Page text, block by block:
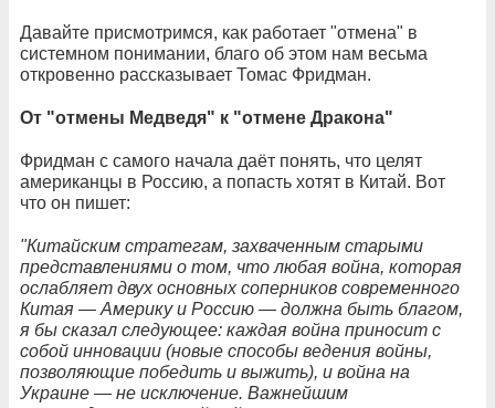
Давайте присмотримся, как работает "отмена" в
системном понимании, благо об этом нам весьма
откровенно рассказывает Томас Фридман.
От "отмены Медведя" к "отмене Дракона"
Фридман с самого начала даёт понять, что целят
американцы в Россию, а попасть хотят в Китай. Вот
что он пишет:
"Китайским стратегам, захваченным старыми
представлениями о том, что любая война, которая
ослабляет двух основных соперников современного
Китая — Америку и Россию — должна быть благом,
я бы сказал следующее: каждая война приносит с
собой инновации (новые способы ведения войны,
позволяющие победить и выжить), и война на
Украине — не исключение. Важнейшим